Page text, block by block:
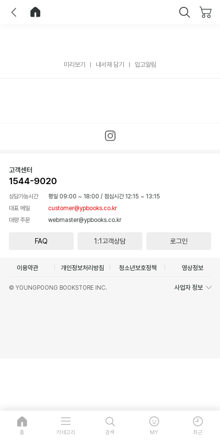
미리보기 내서재 담기 입고알림
고객센터
1544-9020
상담가능시간 평일 09:00 ~ 18:00 / 점심시간 12:15 ~ 13:15
대표 메일
customer@ypbooks.co.kr
대량 주문
webmaster@ypbooks.co.kr
FAQ 1:1고객상담 로그인
이용약관 개인정보처리방침 청소년보호정책 영상정보
© YOUNGPOONG BOOKSTORE INC. 사업자 정보
홈 카테고리 검색 MY 최근